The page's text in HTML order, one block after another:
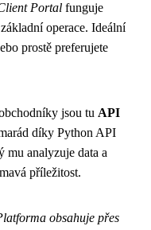
Portal funguje
operace. Ideální
prostě preferujete
jsou tu API
díky Python API
mu analyzuje data a
příležitost.
obsahuje přes